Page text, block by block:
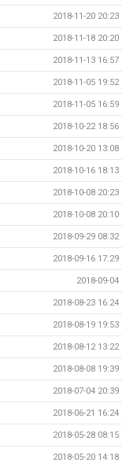
2018-11-20 20:23
2018-11-18 20:20
2018-11-13 16:57
2018-11-05 19:52
2018-11-05 16:59
2018-10-22 18:56
2018-10-20 13:08
2018-10-16 18:13
2018-10-08 20:23
2018-10-08 20:10
2018-09-29 08:32
2018-09-16 17:29
2018-09-04
2018-08-23 16:24
2018-08-19 19:53
2018-08-12 13:22
2018-08-08 19:39
2018-07-04 20:39
2018-06-21 16:24
2018-05-28 08:15
2018-05-20 14:18